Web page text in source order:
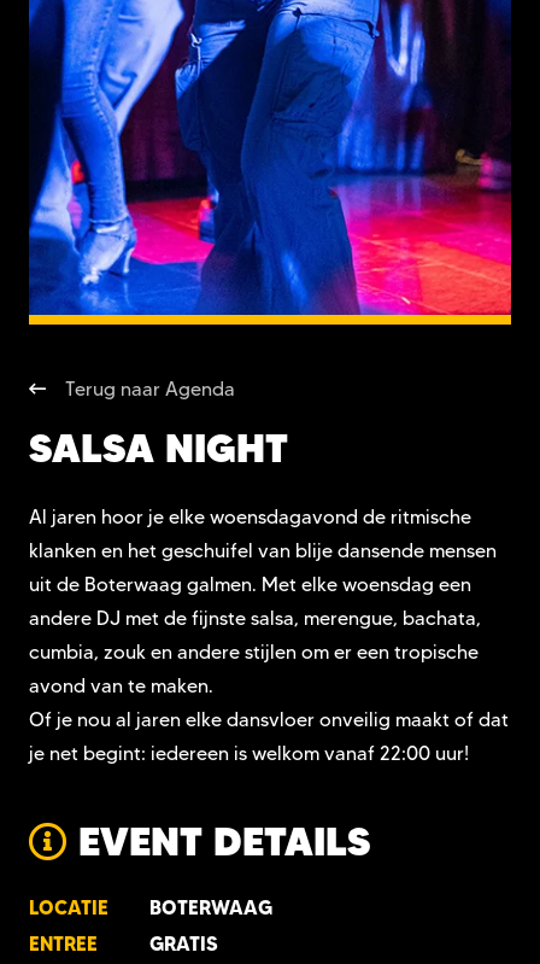
Terug naar Agenda
SALSA NIGHT
Al jaren hoor je elke woensdagavond de ritmische
klanken en het geschuifel van blije dansende mensen
uit de Boterwaag galmen. Met elke woensdag een
andere DJ met de fijnste salsa, merengue, bachata,
cumbia, zouk en andere stijlen om er een tropische
avond van te maken.
Of je nou al jaren elke dansvloer onveilig maakt of dat
je net begint: iedereen is welkom vanaf 22:00 uur!
EVENT DETAILS
LOCATIE
BOTERWAAG
ENTREE
GRATIS